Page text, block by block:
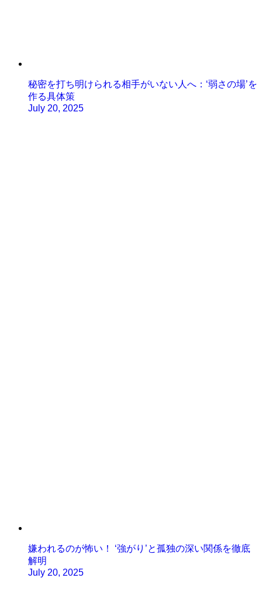
秘密を打ち明けられる相手がいない人へ：‘弱さの場’を
作る具体策
July 20, 2025
嫌われるのが怖い！ ‘強がり’と孤独の深い関係を徹底
解明
July 20, 2025